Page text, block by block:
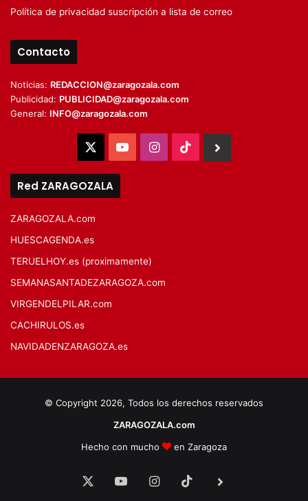
Política de privacidad suscripción a lista de correo
Contacto
Noticias: REDACCION@zaragozala.com
Publicidad: PUBLICIDAD@zaragozala.com
General: INFO@zaragozala.com
YouTubeInstagram
TikTok
Red ZARAGOZALA
ZARAGOZALA.com
HUESCAGENDA.es
TERUELHOY.es (proximamente)
SEMANASANTADEZARAGOZA.com
VIRGENDELPILAR.com
CACHIRULOS.es
NAVIDADENZARAGOZA.es
© Copyright 2026, Todos los derechos reservados
ZARAGOZALA.com
Hecho con mucho
en Zaragoza
YouTubeInstagram
TikTok